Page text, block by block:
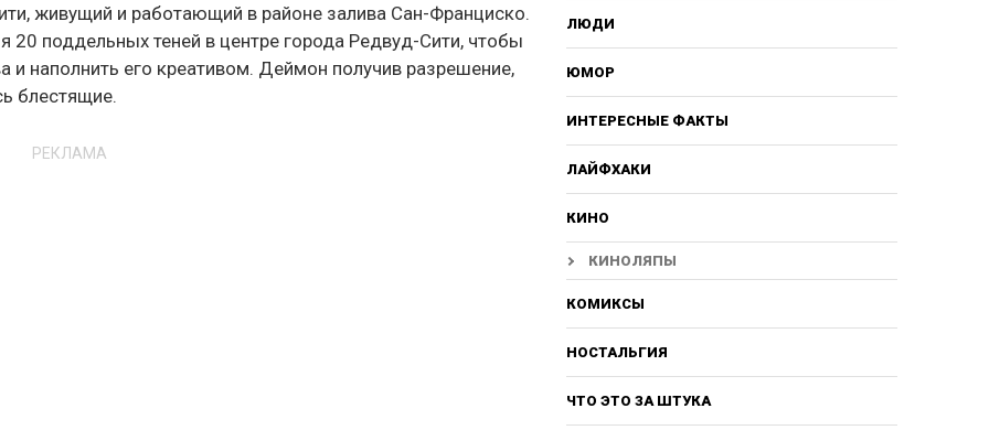
живущий и работающий в районе залива Сан-Франциско.
20 поддельных теней в центре города Редвуд-Сити, чтобы
и наполнить его креативом. Деймон получив разрешение,
блестящие.
РЕКЛАМА
ЛЮДИ
ЮМОР
ИНТЕРЕСНЫЕ ФАКТЫ
ЛАЙФХАКИ
КИНО
КИНОЛЯПЫ
КОМИКСЫ
НОСТАЛЬГИЯ
ЧТО ЭТО ЗА ШТУКА